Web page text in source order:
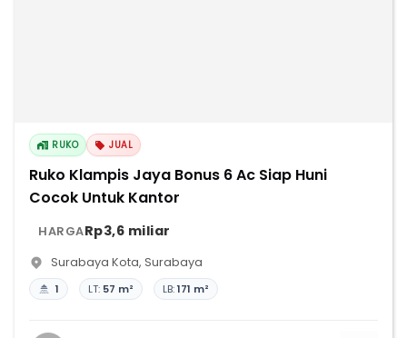
RUKO JUAL
Ruko Klampis Jaya Bonus 6 Ac Siap Huni
Cocok Untuk Kantor
HARGARp3,6 miliar
Surabaya Kota, Surabaya
1 LT: 57 m² LB:171 m²